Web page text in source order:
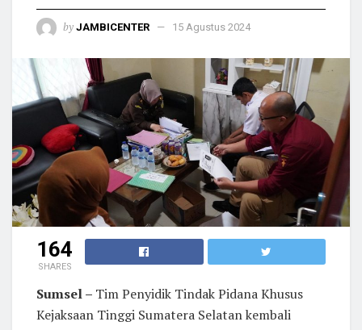
by JAMBICENTER 15 Agustus 2024
164
SHARES
Sumsel – Tim Penyidik Tindak Pidana Khusus
Kejaksaan Tinggi Sumatera Selatan kembali